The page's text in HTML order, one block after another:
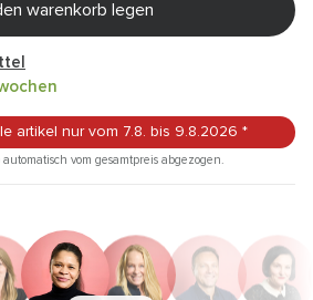
warenkorb legen
artikel nur vom 7.8. bis 9.8.2026 *
vom gesamtpreis abgezogen.